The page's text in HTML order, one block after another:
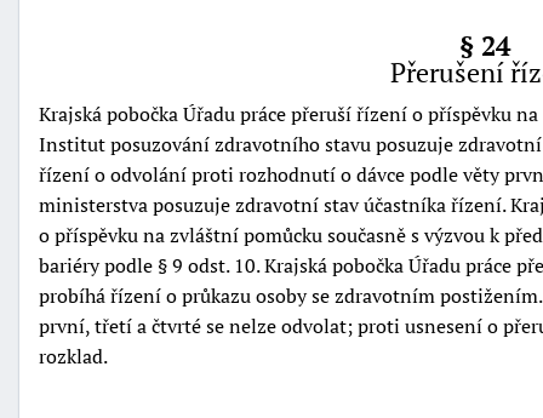
§ 24
Přerušení
Krajská pobočka Úřadu práce přeruší řízení o příspěvku
Institut posuzování zdravotního stavu posuzuje
řízení o odvolání proti rozhodnutí o dávce podle věty
ministerstva posuzuje zdravotní stav účastníka řízení.
o příspěvku na zvláštní pomůcku současně s výzvou k
bariéry podle § 9 odst. 10. Krajská pobočka Úřadu práce
probíhá řízení o průkazu osoby se zdravotním
první, třetí a čtvrté se nelze odvolat; proti usnesení o
rozklad.